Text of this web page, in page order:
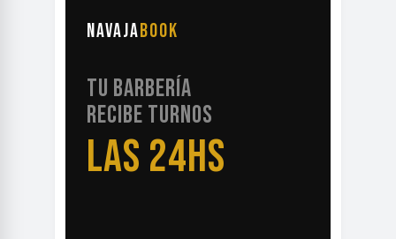
NAVAJABOOK
TU BARBERÍA
RECIBE TURNOS
LAS 24HS